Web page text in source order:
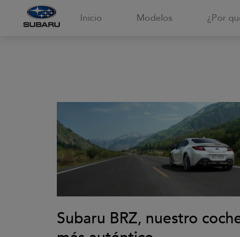
Inicio Modelos ¿Por
Subaru BRZ, nuestro